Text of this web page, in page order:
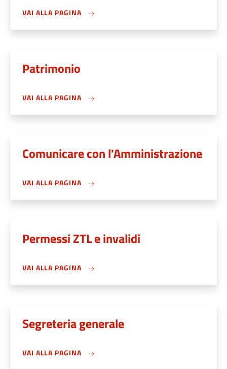
VAI ALLA PAGINA
Patrimonio
VAI ALLA PAGINA
Comunicare con l'Amministrazione
VAI ALLA PAGINA
Permessi ZTL e invalidi
VAI ALLA PAGINA
Segreteria generale
VAI ALLA PAGINA